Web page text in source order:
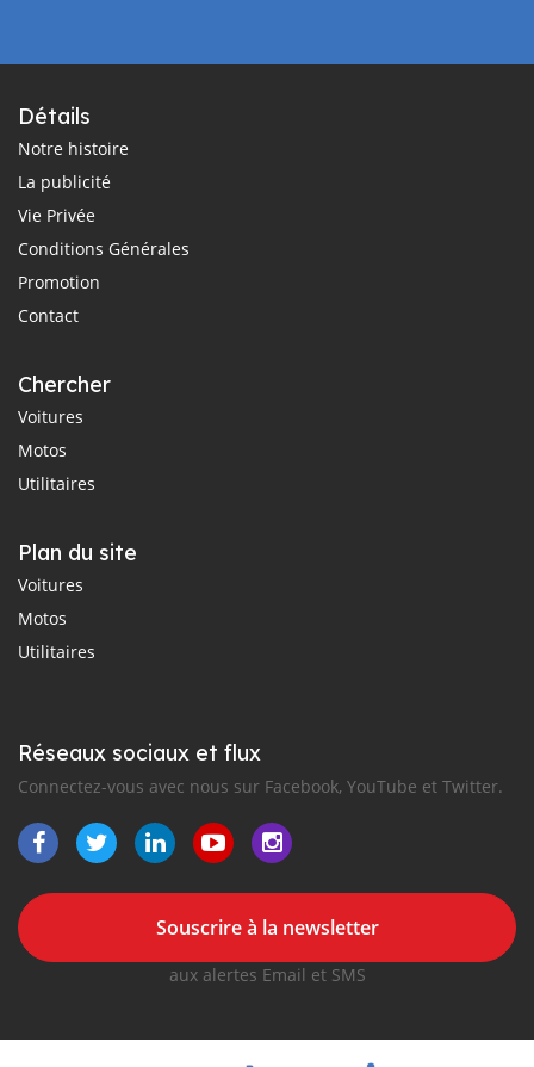
Détails
Notre histoire
La publicité
Vie Privée
Conditions Générales
Promotion
Contact
Chercher
Voitures
Motos
Utilitaires
Plan du site
Voitures
Motos
Utilitaires
Réseaux sociaux et flux
Connectez-vous avec nous sur Facebook, YouTube et Twitter.
Souscrire à la newsletter
aux alertes Email et SMS